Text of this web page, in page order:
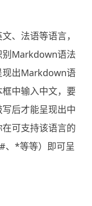
、法语等语言，
别Markdown语法
现出Markdown语
中输入中文，要
后才能呈现出中
可支持该语言的
、*等等）即可呈